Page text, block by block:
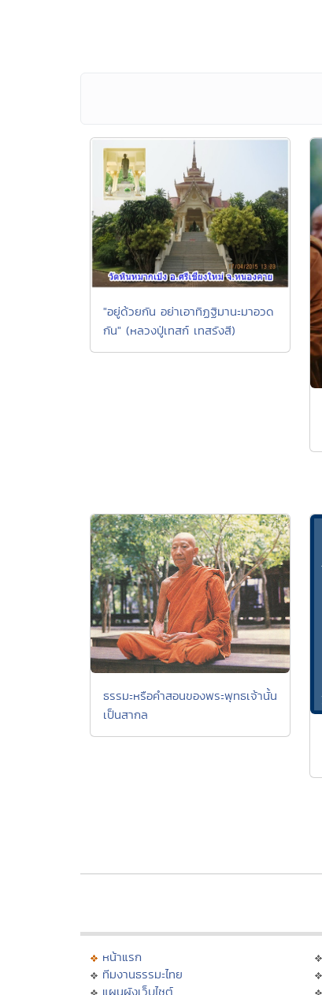
"อยู่ด้วยกัน อย่าเอาทิฏฐิมานะมาอวด
กัน" (หลวงปู่เทสก์ เทสรังสี)
ธรรมะหรือคำสอนของพระพุทธเจ้านั้น
เป็นสากล
หน้าแรก
ทีมงานธรรมะไทย
แผนผังเว็บไซต์